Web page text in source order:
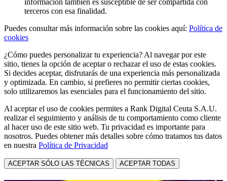
información también es susceptible de ser compartida con
terceros con esa finalidad.
Puedes consultar más información sobre las cookies aquí: Política de
cookies
¿Cómo puedes personalizar tu experiencia? Al navegar por este
sitio, tienes la opción de aceptar o rechazar el uso de estas cookies.
Si decides aceptar, disfrutarás de una experiencia más personalizada
y optimizada. En cambio, si prefieres no permitir ciertas cookies,
solo utilizaremos las esenciales para el funcionamiento del sitio.
Al aceptar el uso de cookies permites a Rank Digital Ceuta S.A.U.
realizar el seguimiento y análisis de tu comportamiento como cliente
al hacer uso de este sitio web. Tu privacidad es importante para
nosotros. Puedes obtener más detalles sobre cómo tratamos tus datos
en nuestra Política de Privacidad
ACEPTAR SÓLO LAS TÉCNICAS ACEPTAR TODAS